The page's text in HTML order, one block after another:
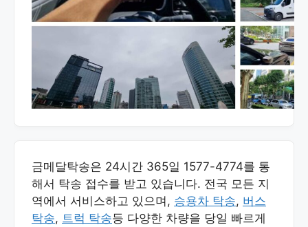
금메달탁송은 24시간 365일 1577-4774를 통
해서 탁송 접수를 받고 있습니다. 전국 모든 지
역에서 서비스하고 있으며, 승용차 탁송, 버스
탁송, 트럭 탁송등 다양한 차량을 당일 빠르게